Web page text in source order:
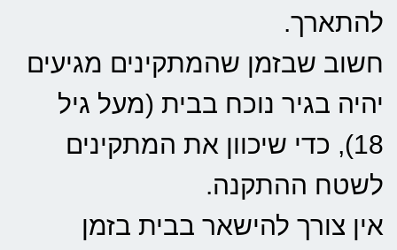
להתארך.
חשוב שבזמן שהמתקינים מגיעים
יהיה בגיר נוכח בבית (מעל גיל
18), כדי שיכוון את המתקינים
לשטח ההתקנה.
אין צורך להישאר בבית בזמן